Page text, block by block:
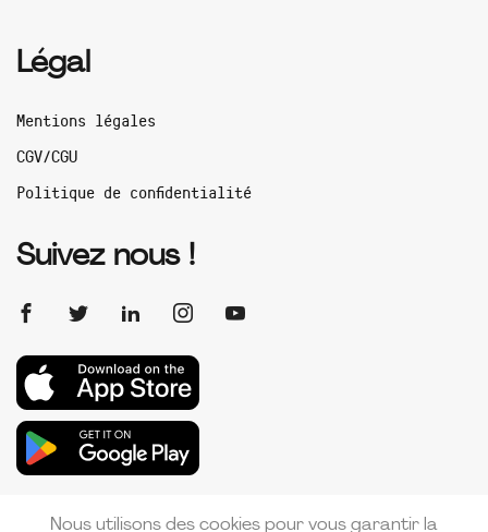
Légal
Mentions légales
CGV/CGU
Politique de confidentialité
Suivez nous !
Nous utilisons des cookies pour vous garantir la